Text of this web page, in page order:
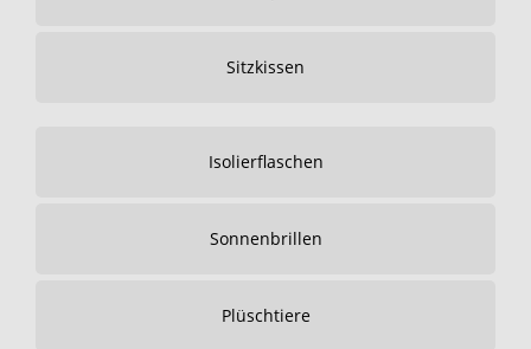
Sitzkissen
Isolierflaschen
Sonnenbrillen
Plüschtiere